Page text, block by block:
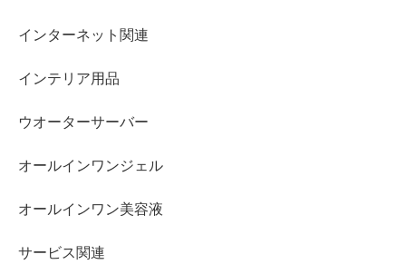
インターネット関連
インテリア用品
ウオーターサーバー
オールインワンジェル
オールインワン美容液
サービス関連